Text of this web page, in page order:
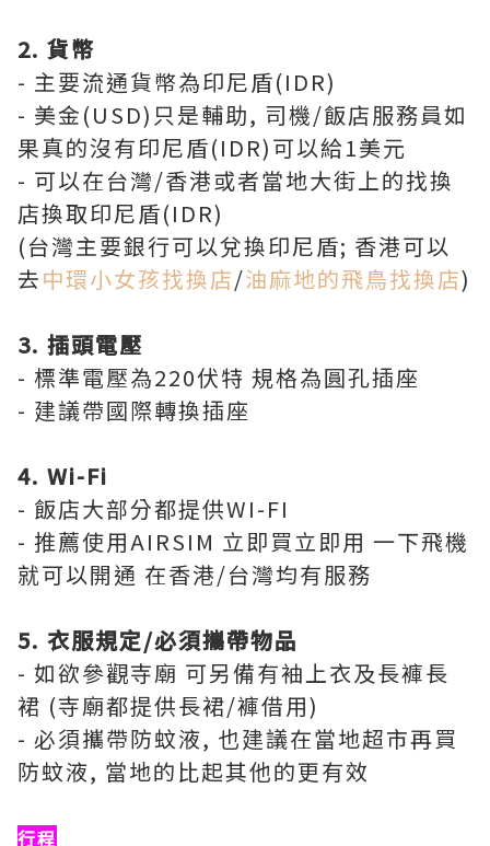
2. 貨幣
- 主要流通貨幣為印尼盾(IDR)
- 美金(USD)只是輔助, 司機/飯店服務員如
果真的沒有印尼盾(IDR)可以給1美元
- 可以在台灣/香港或者當地大街上的找換
店換取印尼盾(IDR)
(台灣主要銀行可以兌換印尼盾; 香港可以
去中環小女孩找換店/油麻地的飛鳥找換店)
3. 插頭電壓
- 標準電壓為220伏特 規格為圓孔插座
- 建議帶國際轉換插座
4. Wi-Fi
- 飯店大部分都提供WI-FI
- 推薦使用AIRSIM 立即買立即用 一下飛機
就可以開通 在香港/台灣均有服務
5. 衣服規定/必須攜帶物品
- 如欲參觀寺廟 可另備有袖上衣及長褲長
裙 (寺廟都提供長裙/褲借用)
- 必須攜帶防蚊液, 也建議在當地超市再買
防蚊液, 當地的比起其他的更有效
行程